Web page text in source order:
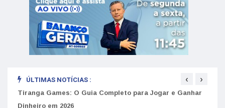
ÚLTIMAS NOTÍCIAS :
Tiranga Games: O Guia Completo para Jogar e Ganhar
Golpes do arrendamento em Portugal: Como identificar
anúncios falsos de moradia na internet
‹ ›